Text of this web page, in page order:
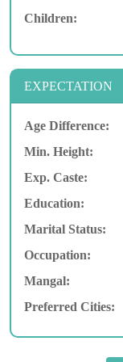
Children:
EXPECTATION
Age Difference:
Min. Height:
Exp. Caste:
Education:
Marital Status:
Occupation:
Mangal:
Preferred Cities: